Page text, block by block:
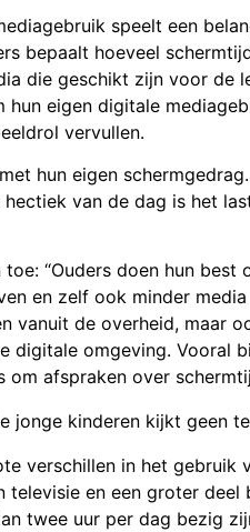
speelt een
bepaalt hoeveel
die geschikt zijn voor de
eigen digitale
vervullen.
hun eigen
van de dag is het
“Ouders doen hun
en zelf ook minder
vanuit de overheid, maar
digitale omgeving. Vooral
afspraken over
jonge kinderen kijkt geen
verschillen in het gebruik
televisie en een groter
twee uur per dag bezig